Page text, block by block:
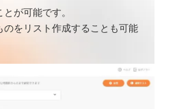
が可能です。
のをリスト作成することも可能